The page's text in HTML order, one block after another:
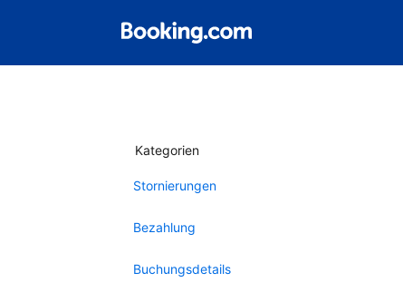
Kategorien
Stornierungen
Bezahlung
Buchungsdetails